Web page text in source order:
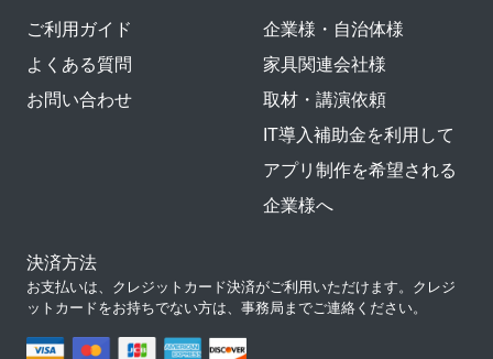
ご利用ガイド
よくある質問
お問い合わせ
企業様・自治体様
家具関連会社様
取材・講演依頼
IT導入補助金を利用して
アプリ制作を希望される
企業様へ
決済方法
お支払いは、クレジットカード決済がご利用いただけます。クレジ
ットカードをお持ちでない方は、事務局までご連絡ください。